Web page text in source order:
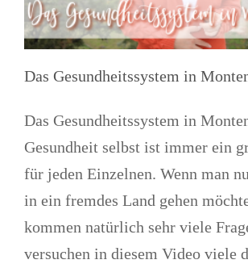
Das Gesundheitssystem in
Das Gesundheitssystem in
Gesundheit selbst ist immer ein
für jeden Einzelnen. Wenn man
in ein fremdes Land gehen
kommen natürlich sehr viele
versuchen in diesem Video viele